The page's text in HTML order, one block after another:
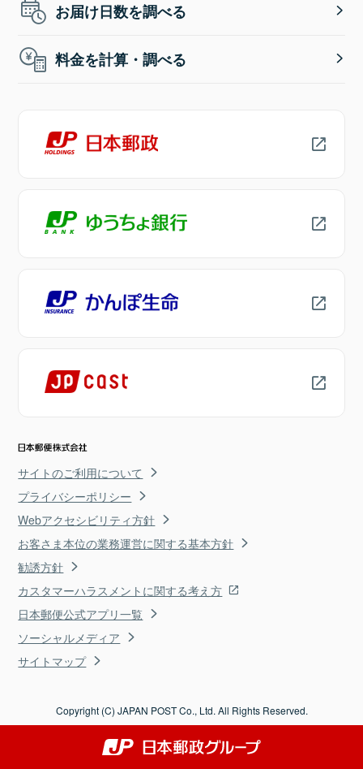
お届け日数を調べる
料金を計算・調べる
サイトのご利用について
プライバシーポリシー
Webアクセシビリティ方針
お客さま本位の業務運営に関する基本方針
勧誘方針
カスタマーハラスメントに関する考え方
日本郵便公式アプリ一覧
ソーシャルメディア
サイトマップ
Copyright (C) JAPAN POST Co., Ltd. All Rights Reserved.